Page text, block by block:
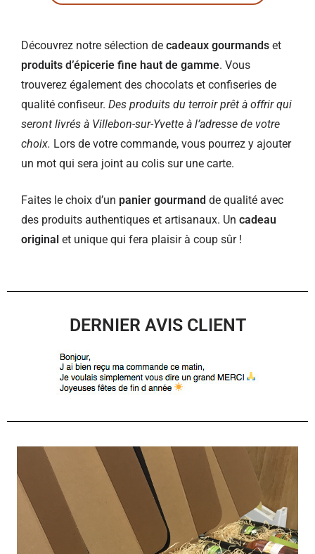
Découvrez notre sélection de cadeaux gourmands et
produits d’épicerie fine haut de gamme. Vous
trouverez également des chocolats et confiseries de
qualité confiseur. Des produits du terroir prêt à offrir qui
seront livrés à Villebon-sur-Yvette à l’adresse de votre
choix. Lors de votre commande, vous pourrez y ajouter
un mot qui sera joint au colis sur une carte.
Faites le choix d’un panier gourmand de qualité avec
des produits authentiques et artisanaux. Un cadeau
original et unique qui fera plaisir à coup sûr !
DERNIER AVIS CLIENT